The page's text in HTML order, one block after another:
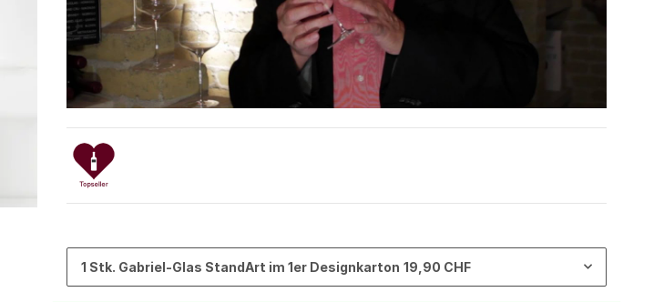
1 Stk. Gabriel-Glas StandArt im 1er Designkarton 19,90 CHF